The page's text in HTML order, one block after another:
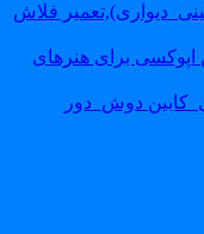
فلاش
برای هنرهای
دوش_دور